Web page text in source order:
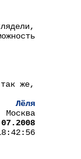
же,
Лёля
Москва